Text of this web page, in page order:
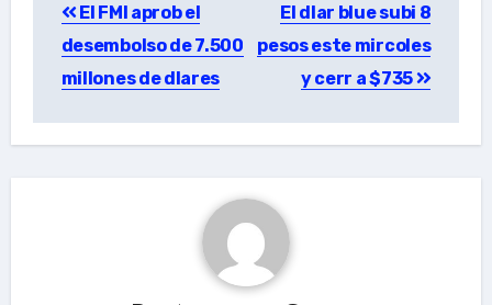
navigation
El FMI aprob el
desembolso de 7.500
millones de dlares
El dlar blue subi 8
pesos este mircoles
y cerr a $735